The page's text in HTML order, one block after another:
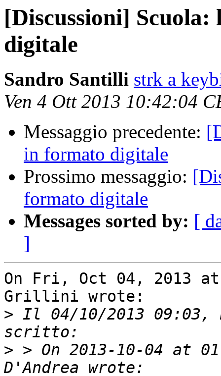
[Discussioni]
digitale
Sandro Santilli strk a
Ven 4 Ott 2013 10:42:04
Messaggio precedente:
in formato digitale
Prossimo messaggio:
formato digitale
Messages sorted by: [
]
On Fri, Oct 04, 2013 at
Grillini wrote:
> Il 04/10/2013
> > On 2013-10-04 at